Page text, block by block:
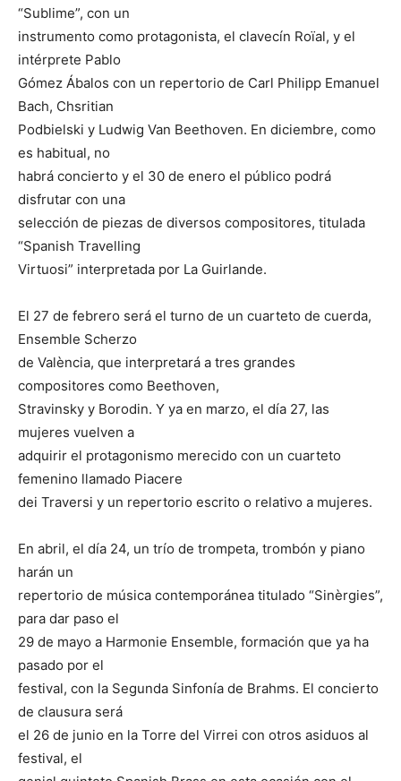
“Sublime”, con un
instrumento como protagonista, el clavecín Roïal, y el
intérprete Pablo
Gómez Ábalos con un repertorio de Carl Philipp Emanuel
Bach, Chsritian
Podbielski y Ludwig Van Beethoven. En diciembre, como
es habitual, no
habrá concierto y el 30 de enero el público podrá
disfrutar con una
selección de piezas de diversos compositores, titulada
“Spanish Travelling
Virtuosi” interpretada por La Guirlande.
El 27 de febrero será el turno de un cuarteto de cuerda,
Ensemble Scherzo
de València, que interpretará a tres grandes
compositores como Beethoven,
Stravinsky y Borodin. Y ya en marzo, el día 27, las
mujeres vuelven a
adquirir el protagonismo merecido con un cuarteto
femenino llamado Piacere
dei Traversi y un repertorio escrito o relativo a mujeres.
En abril, el día 24, un trío de trompeta, trombón y piano
harán un
repertorio de música contemporánea titulado “Sinèrgies”,
para dar paso el
29 de mayo a Harmonie Ensemble, formación que ya ha
pasado por el
festival, con la Segunda Sinfonía de Brahms. El concierto
de clausura será
el 26 de junio en la Torre del Virrei con otros asiduos al
festival, el